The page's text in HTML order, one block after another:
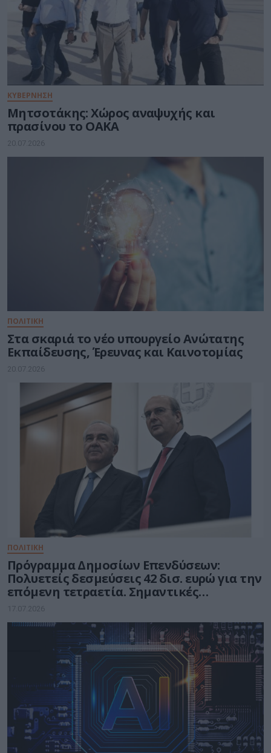
ΚΥΒΕΡΝΗΣΗ
Μητσοτάκης: Χώρος αναψυχής και
πρασίνου το ΟΑΚΑ
20.07.2026
ΠΟΛΙΤΙΚΗ
Στα σκαριά το νέο υπουργείο Ανώτατης
Εκπαίδευσης, Έρευνας και Καινοτομίας
20.07.2026
ΠΟΛΙΤΙΚΗ
Πρόγραμμα Δημοσίων Επενδύσεων:
Πολυετείς δεσμεύσεις 42 δισ. ευρώ για την
επόμενη τετραετία. Σημαντικές
Δεσμεύσεις για το υπ. Ψηφιακής
Διακυβέρνησης
17.07.2026